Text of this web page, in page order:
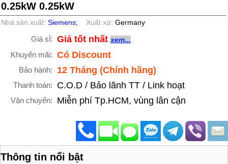
0.25kW 0.25kW
Nhà sản xuất:Siemens; Xuất xứ:Germany
Giá sỉ: Giá tốt nhấtxem...
Khuyến mãi: Có Discount
Bảo hành: 12 Tháng (Chính hãng)
Thanh toán: C.O.D / Bảo lãnh TT / Link hoạt
Vận chuyển: Miễn phí Tp.HCM, vùng lân cận
Thông tin nổi bật